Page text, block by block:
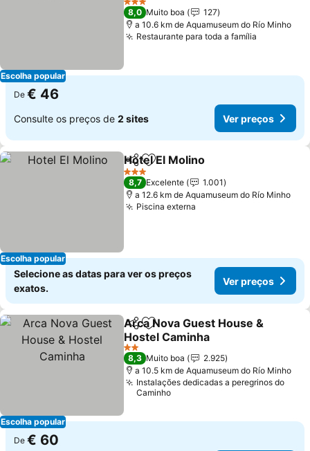
Escolha popular
3 Estrelas
8,0 Muito boa
127
a 10.6 km de Aquamuseum do Río Minho
Restaurante para toda a família
De € 46
Consulte os preços de 2 sites Ver preços
Escolha popular
PartilharAdicionar aos favoritos
Hotel El Molino
3 Estrelas
8,7 Excelente
1.001
a 12.6 km de Aquamuseum do Río Minho
Piscina externa
Selecione as datas para ver os preços
exatos.
Ver preços
Escolha popular
PartilharAdicionar aos favoritos
Arca Nova Guest House &
Hostel Caminha
2 Estrelas
8,3 Muito boa
2.925
a 10.5 km de Aquamuseum do Río Minho
Instalações dedicadas a peregrinos do
Caminho
De € 60